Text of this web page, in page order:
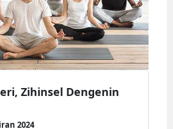
Zihinsel Dengenin
2024